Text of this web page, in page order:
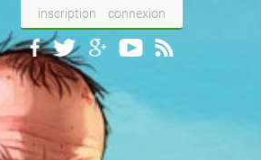
inscription connexion